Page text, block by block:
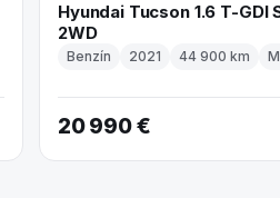
Hyundai Tucson 1.6 T-GDI
2WD
Benzín 2021 44 900 km
20 990 €